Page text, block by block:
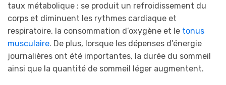
taux métabolique : se produit un refroidissement du
corps et diminuent les rythmes cardiaque et
respiratoire, la consommation d’oxygène et le tonus
musculaire. De plus, lorsque les dépenses d’énergie
journalières ont été importantes, la durée du sommeil
ainsi que la quantité de sommeil léger augmentent.